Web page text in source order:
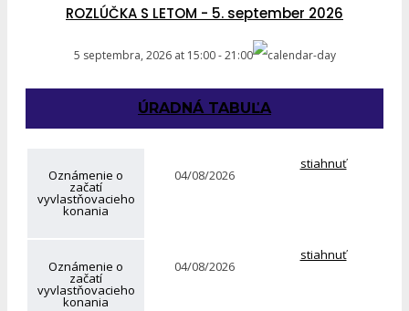
ROZLÚČKA S LETOM - 5. september 2026
5 septembra, 2026 at 15:00-21:00
ÚRADNÁ TABUĽA
Oznámenie o
začatí
vyvlastňovacieho
konania
04/08/2026
stiahnuť
Oznámenie o
začatí
vyvlastňovacieho
konania
04/08/2026
stiahnuť